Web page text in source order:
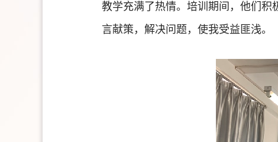
教学充满了热情。培训期间，他们积
言献策，解决问题，使我受益匪浅。